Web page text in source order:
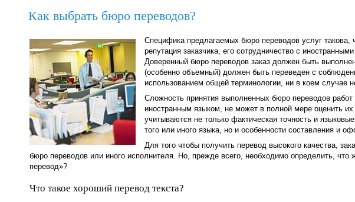
Как выбрать бюро переводов?
Специфика предлагаемых бюро переводов услуг такова,
репутация заказчика, его сотрудничество с
Доверенный бюро переводов заказ должен быть
(особенно объемный) должен быть переведен с
использованием общей терминологии, ни в коем случае
Сложность принятия выполненных бюро переводов
иностранным языком, не может в полной мере оценить
учитываются не только фактическая точность и
того или иного языка, но и особенности составления и
Для того чтобы получить перевод высокого качества,
бюро переводов или иного исполнителя. Но, прежде всего, необходимо определить, что
перевод»?
Что такое хороший перевод текста?